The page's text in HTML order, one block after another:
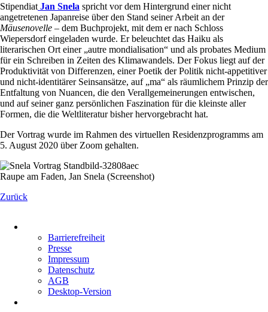
Stipendiat Jan Snela spricht vor dem Hintergrund einer nicht
angetretenen Japanreise über den Stand seiner Arbeit an der
Mäusenovelle – dem Buchprojekt, mit dem er nach Schloss
Wiepersdorf eingeladen wurde. Er beleuchtet das Haiku als
literarischen Ort einer „autre mondialisation“ und als probates Medium
für ein Schreiben in Zeiten des Klimawandels. Der Fokus liegt auf der
Produktivität von Differenzen, einer Poetik der Politik nicht-appetitiver
und nicht-identitärer Seinsansätze, auf „ma“ als räumlichem Prinzip der
Entfaltung von Nuancen, die den Verallgemeinerungen entwischen,
und auf seiner ganz persönlichen Faszination für die kleinste aller
Formen, die die Weltliteratur bisher hervorgebracht hat.
Der Vortrag wurde im Rahmen des virtuellen Residenzprogramms am
5. August 2020 über Zoom gehalten.
Raupe am Faden, Jan Snela (Screenshot)
Zurück
überspringen
Barrierefreiheit
Presse
Impressum
Datenschutz
AGB
Desktop-Version